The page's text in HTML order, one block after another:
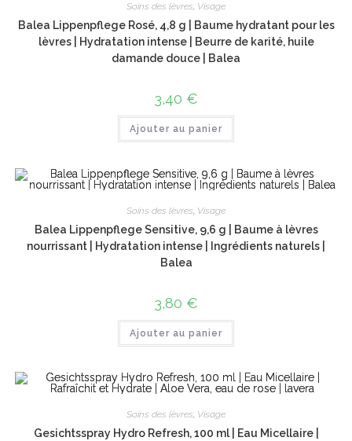
Soins des lèvres, Visage
Balea Lippenpflege Rosé, 4,8 g | Baume hydratant pour les
lèvres | Hydratation intense | Beurre de karité, huile
damande douce | Balea
3,40 €
Ajouter au panier
Soins des lèvres Visage
Balea Lippenpflege Sensitive, 9,6 g | Baume à lèvres
nourrissant | Hydratation intense | Ingrédients naturels |
Balea
3,80 €
Ajouter au panier
Soins des lèvres, Visage
Gesichtsspray Hydro Refresh, 100 ml | Eau Micellaire |